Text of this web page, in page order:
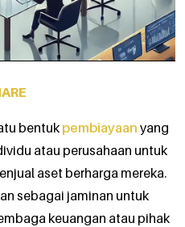
bentuk pembiayaan yang
atau perusahaan untuk
aset berharga mereka.
sebagai jaminan untuk
keuangan atau pihak